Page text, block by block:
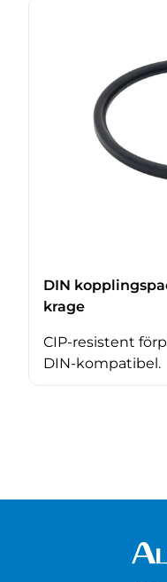
DIN
krage
CIP-resistent
DIN-kompatibel.